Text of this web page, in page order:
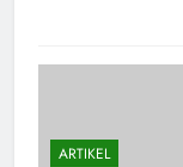
ARTIKEL